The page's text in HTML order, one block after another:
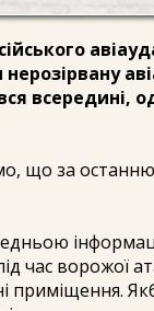
всередині,
що за
час ворожої
приміщення.